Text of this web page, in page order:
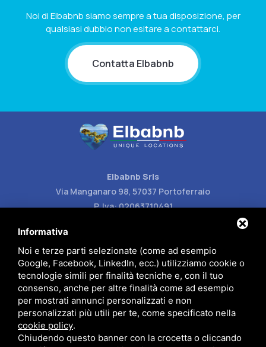
Noi di Elbabnb siamo sempre a tua disposizione, per
qualsiasi dubbio non esitare a contattarci.
Contatta Elbabnb
Elbabnb Srls
Via Manganaro 98, 57037 Portoferraio
P. Iva: 02063710491
Andrea (+39) 348 80 98 791
info@elbabnb.it
Informativa
Noi e terze parti selezionate (come ad esempio
Google, Facebook, LinkedIn, ecc.) utilizziamo cookie o
tecnologie simili per finalità tecniche e, con il tuo
consenso, anche per altre finalità come ad esempio
per mostrati annunci personalizzati e non
personalizzati più utili per te, come specificato nella
cookie policy.
Chiudendo questo banner con la crocetta o cliccando